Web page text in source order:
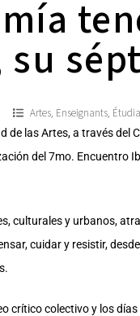
su
Artes, Enseignants,
de las Artes, a través
del 7mo. Encuentro
culturales y urbanos,
cuidar y resistir,
crítico colectivo y los